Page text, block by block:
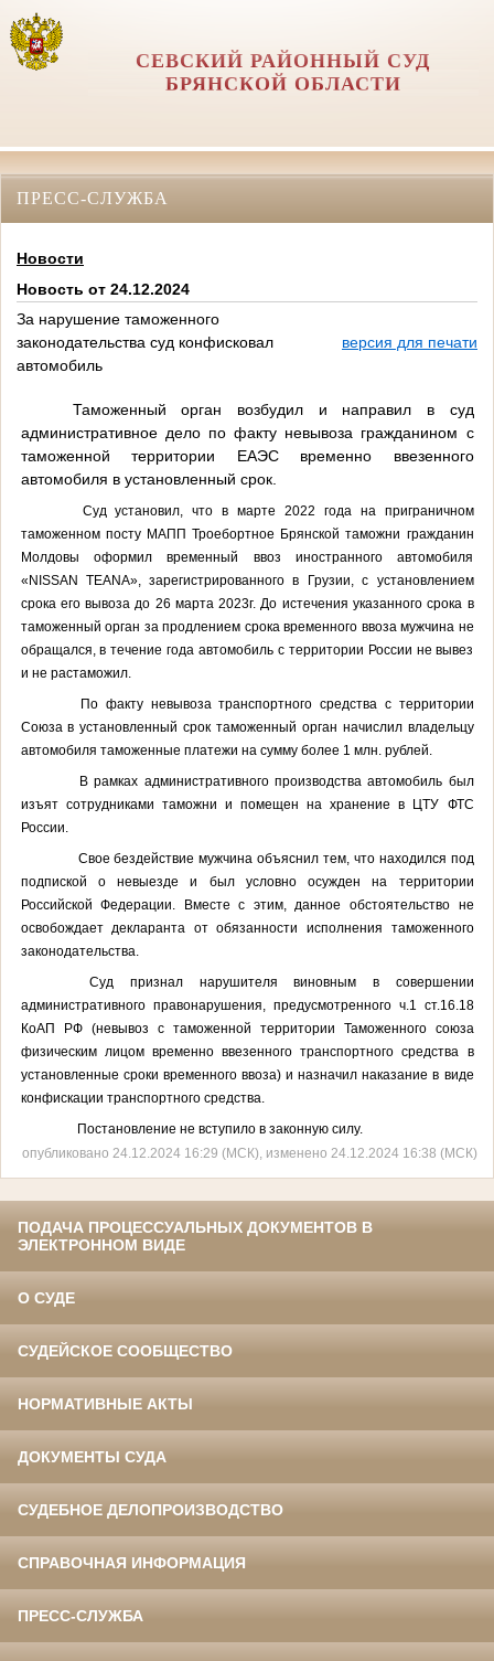
СЕВСКИЙ РАЙОННЫЙ СУД
БРЯНСКОЙ ОБЛАСТИ
ПРЕСС-СЛУЖБА
Новости
Новость от 24.12.2024
За нарушение таможенного
законодательства суд конфисковал
автомобиль
версия для печати
Таможенный орган возбудил и направил в суд
административное дело по факту невывоза гражданином с
таможенной территории ЕАЭС временно ввезенного
автомобиля в установленный срок.
Суд установил, что в марте 2022 года на приграничном
таможенном посту МАПП Троебортное Брянской таможни гражданин
Молдовы оформил временный ввоз иностранного автомобиля
«NISSAN TEANA», зарегистрированного в Грузии, с установлением
срока его вывоза до 26 марта 2023г. До истечения указанного срока в
таможенный орган за продлением срока временного ввоза мужчина не
обращался, в течение года автомобиль с территории России не вывез
и не растаможил.
По факту невывоза транспортного средства с территории
Союза в установленный срок таможенный орган начислил владельцу
автомобиля таможенные платежи на сумму более 1 млн. рублей.
В рамках административного производства автомобиль был
изъят сотрудниками таможни и помещен на хранение в ЦТУ ФТС
России.
Свое бездействие мужчина объяснил тем, что находился под
подпиской о невыезде и был условно осужден на территории
Российской Федерации. Вместе с этим, данное обстоятельство не
освобождает декларанта от обязанности исполнения таможенного
законодательства.
Суд признал нарушителя виновным в совершении
административного правонарушения, предусмотренного ч.1 ст.16.18
КоАП РФ (невывоз с таможенной территории Таможенного союза
физическим лицом временно ввезенного транспортного средства в
установленные сроки временного ввоза) и назначил наказание в виде
конфискации транспортного средства.
Постановление не вступило в законную силу.
опубликовано 24.12.2024 16:29 (МСК), изменено 24.12.2024 16:38 (МСК)
ПОДАЧА ПРОЦЕССУАЛЬНЫХ ДОКУМЕНТОВ В
ЭЛЕКТРОННОМ ВИДЕ
О СУДЕ
СУДЕЙСКОЕ СООБЩЕСТВО
НОРМАТИВНЫЕ АКТЫ
ДОКУМЕНТЫ СУДА
СУДЕБНОЕ ДЕЛОПРОИЗВОДСТВО
СПРАВОЧНАЯ ИНФОРМАЦИЯ
ПРЕСС-СЛУЖБА